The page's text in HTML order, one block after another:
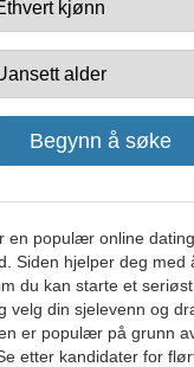
en populær online
Siden hjelper deg med
du kan starte et
velg din sjelevenn og
er populær på grunn
etter kandidater for